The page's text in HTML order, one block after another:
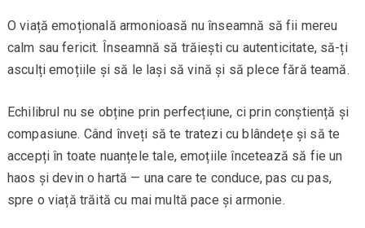
O viață emoțională armonioasă nu înseamnă să fii mereu
calm sau fericit. Înseamnă să trăiești cu autenticitate, să-ți
asculți emoțiile și să le lași să vină și să plece fără teamă.
Echilibrul nu se obține prin perfecțiune, ci prin conștiență și
compasiune. Când înveți să te tratezi cu blândețe și să te
accepți în toate nuanțele tale, emoțiile încetează să fie un
haos și devin o hartă — una care te conduce, pas cu pas,
spre o viață trăită cu mai multă pace și armonie.